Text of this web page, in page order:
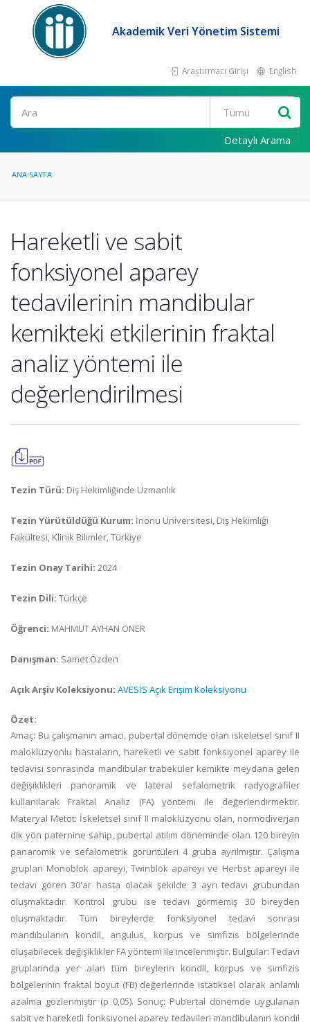
Akademik Veri Yönetim Sistemi
Araştırmacı Girişi English
Ara
Detaylı Arama
ANA SAYFA
Hareketli ve sabit
fonksiyonel aparey
tedavilerinin mandibular
kemikteki etkilerinin fraktal
analiz yöntemi ile
değerlendirilmesi
Tezin Türü: Diş Hekimliğinde Uzmanlık
Tezin Yürütüldüğü Kurum: İnönü Üniversitesi, Diş Hekimliği
Fakültesi, Klinik Bilimler, Türkiye
Tezin Onay Tarihi: 2024
Tezin Dili: Türkçe
Öğrenci: MAHMUT AYHAN ÖNER
Danışman: Samet Özden
Açık Arşiv Koleksiyonu: AVESİS Açık Erişim Koleksiyonu
Özet:
Amaç: Bu çalışmanın amacı, pubertal dönemde olan iskeletsel sınıf II
maloklüzyonlu hastaların, hareketli ve sabit fonksiyonel aparey ile
tedavisi sonrasında mandibular trabeküler kemikte meydana gelen
değişiklikleri panoramik ve lateral sefalometrik radyografiler
kullanılarak Fraktal Analiz (FA) yöntemi ile değerlendirmektir.
Materyal Metot: İskeletsel sınıf II maloklüzyonu olan, normodiverjan
dik yön paternine sahip, pubertal atılım döneminde olan 120 bireyin
panaromik ve sefalometrik görüntüleri 4 gruba ayrılmıştır. Çalışma
grupları Monoblok apareyi, Twinblok apareyi ve Herbst apareyi ile
tedavi gören 30'ar hasta olacak şekilde 3 ayrı tedavi grubundan
oluşmaktadır. Kontrol grubu ise tedavi görmemiş 30 bireyden
oluşmaktadır. Tüm bireylerde fonksiyonel tedavi sonrası
mandibulanın kondil, angulus, korpus ve simfizis bölgelerinde
oluşabilecek değişiklikler FA yöntemi ile incelenmiştir. Bulgular: Tedavi
gruplarında yer alan tüm bireylerin kondil, korpus ve simfizis
bölgelerinin fraktal boyut (FB) değerlerinde istatiksel olarak anlamlı
azalma gözlenmiştir (p 0,05). Sonuç: Pubertal dönemde uygulanan
sabit ve hareketli fonksiyonel aparey tedavileri mandibulanın kondil